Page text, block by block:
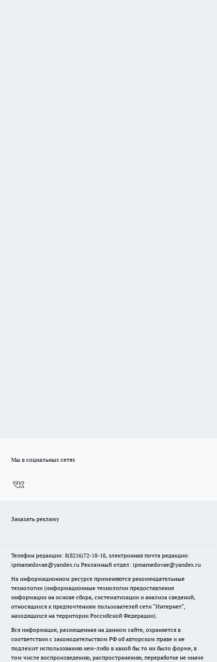
Мы в социальных сетях
Заказать рекламу
Телефон редакции: 8(8216)72-18-18, электронная почта редакции:
ipmamedovae@yandex.ru Рекламный отдел: ipmamedovae@yandex.ru
На информационном ресурсе применяются рекомендательные
технологии (информационные технологии предоставления
информации на основе сбора, систематизации и анализа сведений,
относящихся к предпочтениям пользователей сети "Интернет",
находящихся на территории Российской Федерации).
Вся информация, размещенная на данном сайте, охраняется в
соответствии с законодательством РФ об авторском праве и не
подлежит использованию кем-либо в какой бы то ни было форме, в
том числе воспроизведению, распространению, переработке не иначе